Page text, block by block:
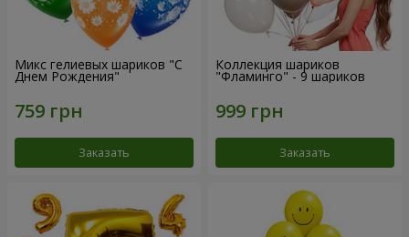
Микс гелиевых шариков "C
Днем Рождения"
Заказать
Коллекция шариков
"Фламинго" - 9 шариков
Заказать